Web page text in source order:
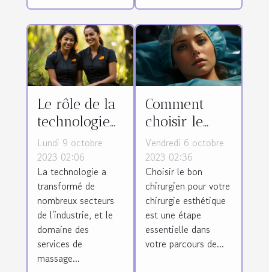
Le rôle de la
technologie
dans la
promotion
des services
de massage
thaï
Lundi 9 octobre
2023 02:06
La technologie a
transformé de
nombreux secteurs
de l'industrie, et le
domaine des
services de
massage...
Comment
choisir le
meilleur
chirurgien
pour votre
chirurgie
esthétique en
Tunisie
Vendredi 6 octobre
2023 02:36
Choisir le bon
chirurgien pour votre
chirurgie esthétique
est une étape
essentielle dans
votre parcours de...